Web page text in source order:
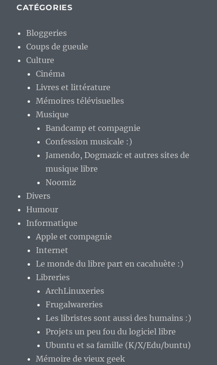
CATÉGORIES
Bloggeries
Coups de gueule
Culture
Cinéma
Livres et littérature
Mémoires télévisuelles
Musique
Bandcamp et compagnie
Confession musicale :)
Jamendo, Dogmazic et autres sites de
musique libre
Noomiz
Divers
Humour
Informatique
Apple et compagnie
Internet
Le monde du libre part en cacahuète :)
Libreries
ArchLinuxeries
Frugalwareries
Les libristes sont aussi des humains :)
Projets un peu fou du logiciel libre
Ubuntu et sa famille (K/X/Edu/buntu)
Mémoire de vieux geek